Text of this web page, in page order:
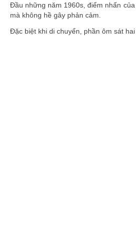
Đầu những năm 1960s, điểm nhấn
mà không hề gây phản cảm.
Đặc biệt khi di chuyển, phần ôm sát